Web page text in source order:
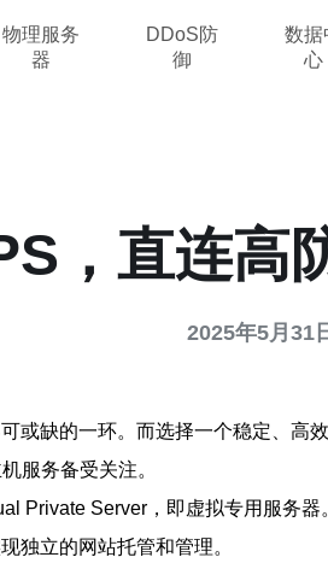
物理服务
器
DDoS防
御
数据
心
，直连高
2025年5月31
或缺的一环。而选择一个稳定、
服务备受关注。
Private Server，即虚拟专用服务
独立的网站托管和管理。